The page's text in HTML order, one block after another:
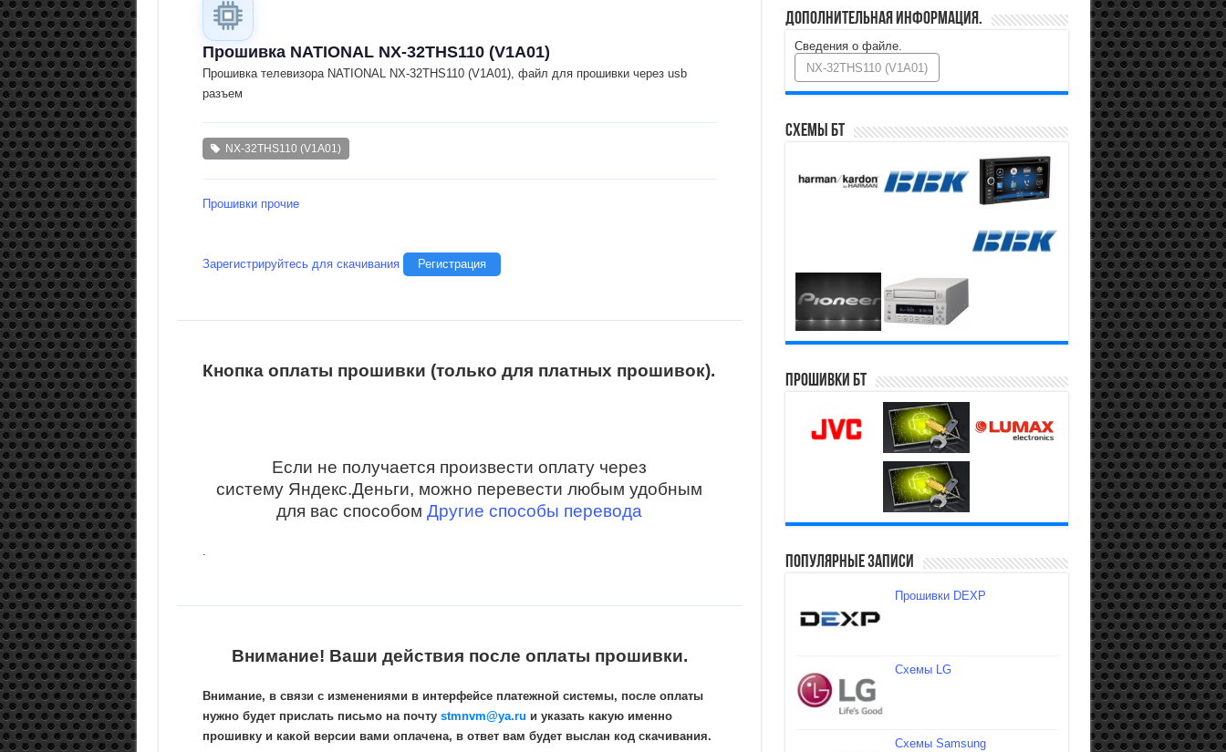
Прошивка NATIONAL NX-32THS110 (V1A01)
Прошивка телевизора NATIONAL NX-32THS110 (V1A01), файл для прошивки через usb
разъем
NX-32THS110 (V1A01)
Прошивки прочие
Зарегистрируйтесь для скачивания Регистрация
Кнопка оплаты прошивки (только для платных прошивок).
Если не получается произвести оплату через
систему Яндекс.Деньги, можно перевести любым удобным
для вас способом Другие способы перевода
.
Внимание! Ваши действия после оплаты прошивки.
Внимание, в связи с изменениями в интерфейсе платежной системы, после оплаты
нужно будет прислать письмо на почту stmnvm@ya.ru и указать какую именно
прошивку и какой версии вами оплачена, в ответ вам будет выслан код скачивания.
Дополнительная информация.
Сведения о файле.
NX-32THS110 (V1A01)
Схемы БТ
Прошивки БТ
Популярные записи
Прошивки DEXP
Схемы LG
Схемы Samsung